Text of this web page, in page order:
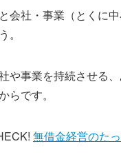
会社・事業（とくに
。
や事業を持続させる
らです。
無借金経営のた